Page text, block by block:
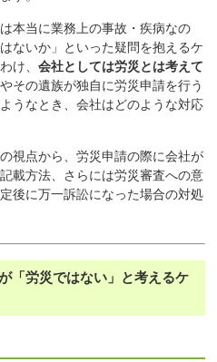
本当に業務上の事故・疾病なの
ないか」といった疑問を抱えるケ
け、会社としては労災とは考えて
その遺族が独自に労災申請を行う
うなとき、会社はどのような対応
視点から、労災申請の際に会社が
載方法、さらには労災審査への意
後に万一訴訟になった場合の対処
「労災ではない」と考えるケ